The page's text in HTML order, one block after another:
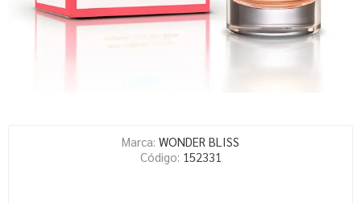
Marca: WONDER BLISS
Código: 152331